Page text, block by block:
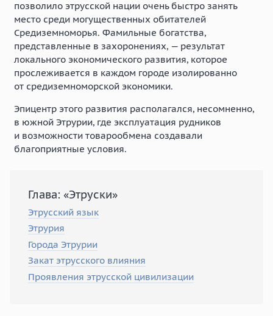
позволило этрусской нации очень быстро занять
место среди могущественных обитателей
Средиземноморья. Фамильные богатства,
представленные в захоронениях, — результат
локального экономического развития, которое
прослеживается в каждом городе изолированно
от средиземноморской экономики.
Эпицентр этого развития располагался, несомненно,
в южной Этрурии, где эксплуатация рудников
и возможности товарообмена создавали
благоприятные условия.
Глава: «Этруски»
Этрусский язык
Этрурия
Города Этрурии
Закат этрусского влияния
Проявления этрусской цивилизации